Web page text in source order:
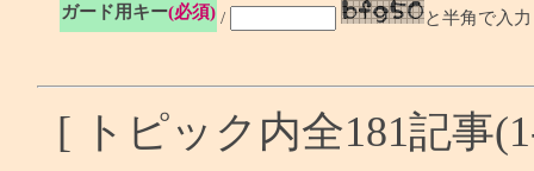
ガード用キー(必須) / と半角で入力
[ トピック内全181記